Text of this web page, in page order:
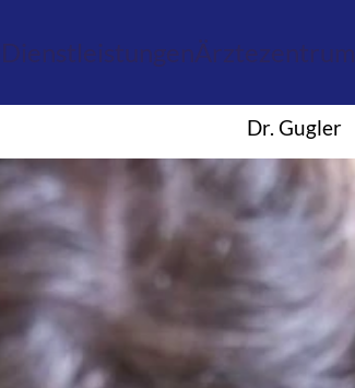
DienstleistungenÄrztezentrum
Dr. Gugler